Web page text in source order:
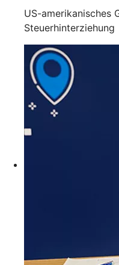
US-amerikanisches
Steuerhinterziehung